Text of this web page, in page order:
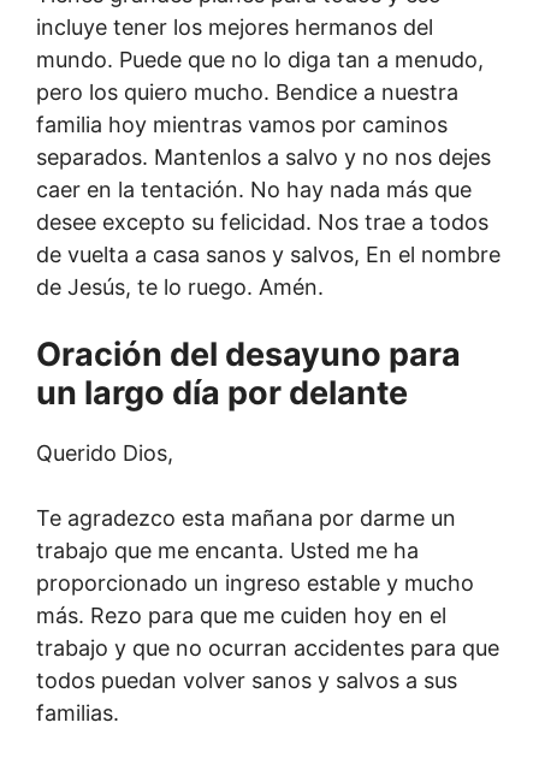
incluye tener los mejores hermanos del
mundo. Puede que no lo diga tan a menudo,
pero los quiero mucho. Bendice a nuestra
familia hoy mientras vamos por caminos
separados. Mantenlos a salvo y no nos dejes
caer en la tentación. No hay nada más que
desee excepto su felicidad. Nos trae a todos
de vuelta a casa sanos y salvos, En el nombre
de Jesús, te lo ruego. Amén.
Oración del desayuno para
un largo día por delante
Querido Dios,
Te agradezco esta mañana por darme un
trabajo que me encanta. Usted me ha
proporcionado un ingreso estable y mucho
más. Rezo para que me cuiden hoy en el
trabajo y que no ocurran accidentes para que
todos puedan volver sanos y salvos a sus
familias.